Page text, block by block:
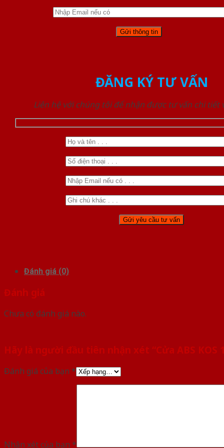
ĐĂNG KÝ TƯ VẤN
Liên hệ với chúng tôi để nhận được tư vấn chi tiết
Đánh giá (0)
Đánh giá
Chưa có đánh giá nào.
Hãy là người đầu tiên nhận xét “Cửa ABS KOS
Đánh giá của bạn *
Nhận xét của bạn *